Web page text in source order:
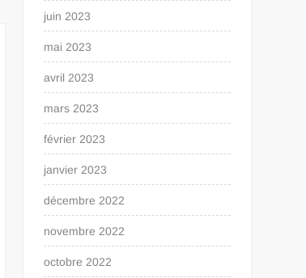
juin 2023
mai 2023
avril 2023
mars 2023
février 2023
janvier 2023
décembre 2022
novembre 2022
octobre 2022